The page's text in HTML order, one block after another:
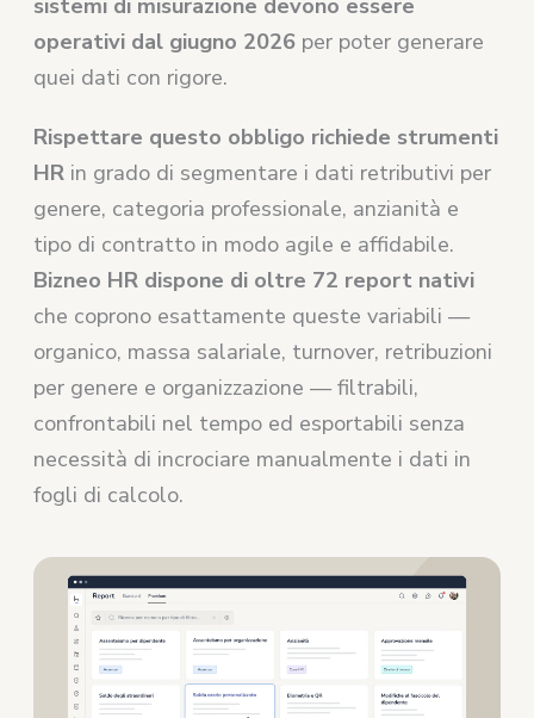
sistemi di misurazione devono essere
operativi dal giugno 2026 per poter generare
quei dati con rigore.
Rispettare questo obbligo richiede strumenti
HR in grado di segmentare i dati retributivi per
genere, categoria professionale, anzianità e
tipo di contratto in modo agile e affidabile.
Bizneo HR dispone di oltre 72 report nativi
che coprono esattamente queste variabili —
organico, massa salariale, turnover, retribuzioni
per genere e organizzazione — filtrabili,
confrontabili nel tempo ed esportabili senza
necessità di incrociare manualmente i dati in
fogli di calcolo.